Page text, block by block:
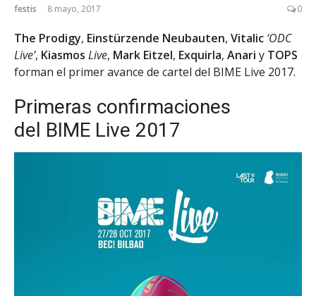
festis 8 mayo, 2017 0
The Prodigy, Einstürzende Neubauten, Vitalic ‘ODC
Live’, Kiasmos Live, Mark Eitzel, Exquirla, Anari y TOPS
forman el primer avance de cartel del BIME Live 2017.
Primeras confirmaciones
del BIME Live 2017